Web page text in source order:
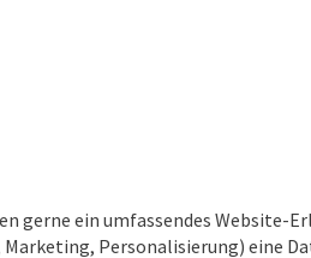
gerne ein umfassendes Website-
Marketing, Personalisierung) eine